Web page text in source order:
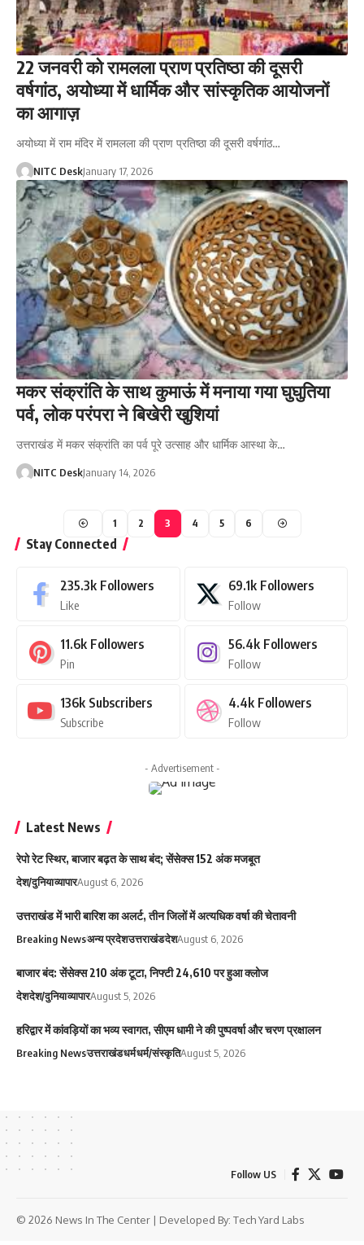
22 जनवरी को रामलला प्राण प्रतिष्ठा की दूसरी
वर्षगांठ, अयोध्या में धार्मिक और सांस्कृतिक आयोजनों
का आगाज़
अयोध्या में राम मंदिर में रामलला की प्राण प्रतिष्ठा की दूसरी वर्षगांठ…
NITC DeskJanuary 17, 2026
मकर संक्रांति के साथ कुमाऊं में मनाया गया घुघुतिया
पर्व, लोक परंपरा ने बिखेरी खुशियां
उत्तराखंड में मकर संक्रांति का पर्व पूरे उत्साह और धार्मिक आस्था के…
NITC DeskJanuary 14, 2026
1 2 3 4 5 6
Stay Connected
235.3k Followers
Like
69.1k Followers
Follow
11.6k Followers
Pin
56.4k Followers
Follow
136k Subscribers
Subscribe
4.4k Followers
Follow
- Advertisement -
Latest News
रेपो रेट स्थिर, बाजार बढ़त के साथ बंद; सेंसेक्स 152 अंक मजबूत
देश/दुनियाव्यापारAugust 6, 2026
उत्तराखंड में भारी बारिश का अलर्ट, तीन जिलों में अत्यधिक वर्षा की चेतावनी
Breaking Newsअन्य प्रदेशउत्तराखंडदेशAugust 6, 2026
बाजार बंद: सेंसेक्स 210 अंक टूटा, निफ्टी 24,610 पर हुआ क्लोज
देशदेश/दुनियाव्यापारAugust 5, 2026
हरिद्वार में कांवड़ियों का भव्य स्वागत, सीएम धामी ने की पुष्पवर्षा और चरण प्रक्षालन
Breaking Newsउत्तराखंडधर्मधर्म/संस्कृतिAugust 5, 2026
Follow US
© 2026 News In The Center | Developed By: Tech Yard Labs